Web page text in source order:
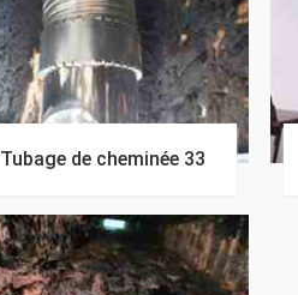
Tubage de cheminée 33